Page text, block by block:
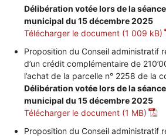
Délibération votée lors de la
municipal du 15 décembre 2025
Télécharger le document
Proposition du Conseil administratif
d’un crédit complémentaire de
l’achat de la parcelle n° 2258 de la
Délibération votée lors de la
municipal du 15 décembre 2025
Télécharger le document
Proposition du Conseil administratif